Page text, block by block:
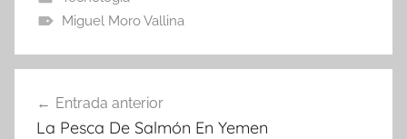
Miguel Moro Vallina
de
Entrada anterior
La Pesca De Salmón En Yemen